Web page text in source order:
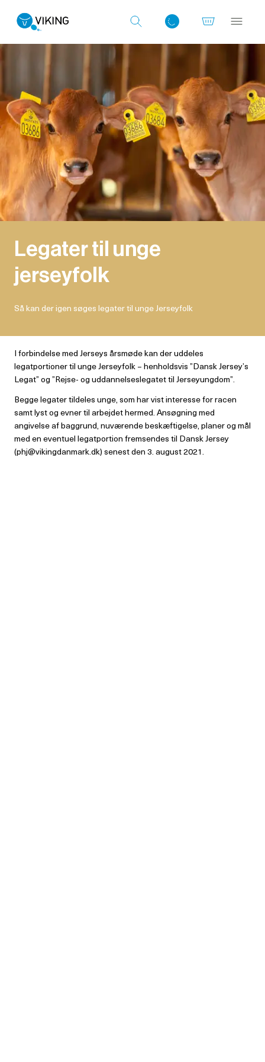
Log ind med det samme
Legater til unge
jerseyfolk
Så kan der igen søges legater til unge Jerseyfolk
I forbindelse med Jerseys årsmøde kan der uddeles
legatportioner til unge Jerseyfolk – henholdsvis ”Dansk Jersey’s
Legat” og ”Rejse- og uddannelseslegatet til Jerseyungdom”.
Begge legater tildeles unge, som har vist interesse for racen
samt lyst og evner til arbejdet hermed. Ansøgning med
angivelse af baggrund, nuværende beskæftigelse, planer og mål
med en eventuel legatportion fremsendes til Dansk Jersey
(phj@vikingdanmark.dk) senest den 3. august 2021.